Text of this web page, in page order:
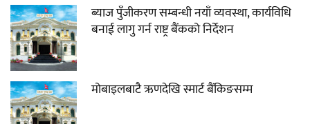
ब्याज पुँजीकरण सम्बन्धी नयाँ व्यवस्था, कार्यविधि
बनाई लागु गर्न राष्ट्र बैंकको निर्देशन
मोबाइलबाटै ऋणदेखि स्मार्ट बैंकिङसम्म